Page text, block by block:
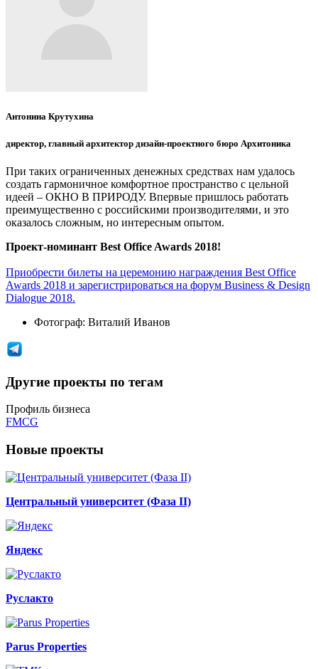
Антонина Крутухина
директор, главный архитектор дизайн-проектного бюро Архитоника
При таких ограниченных денежных средствах нам удалось
создать гармоничное комфортное пространство с цельной
идеей – ОКНО В ПРИРОДУ. Впервые пришлось работать
преимущественно с российскими производителями, и это
оказалось сложным, но интересным опытом.
Проект-номинант Best Office Awards 2018!
Приобрести билеты на церемонию награждения Best Office
Awards 2018 и зарегистрироваться на форум Business & Design
Dialogue 2018.
Фотограф: Виталий Иванов
Другие проекты по тегам
Профиль бизнеса
FMCG
Новые проекты
Центральный университет (Фаза II)
Яндекс
Руслакто
Parus Properties